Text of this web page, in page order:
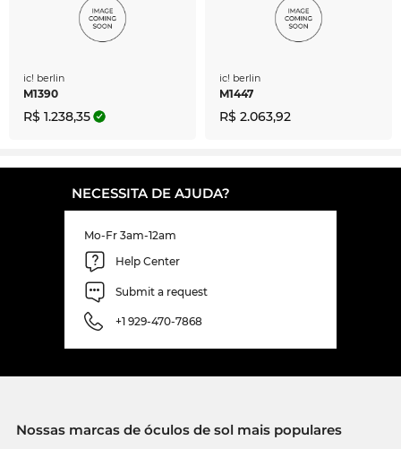
ic! berlin
M1390
R$ 1.238,35
ic! berlin
M1447
R$ 2.063,92
NECESSITA DE AJUDA?
Mo-Fr 3am-12am
Help Center
Submit a request
+1 929-470-7868
Nossas marcas de óculos de sol mais populares